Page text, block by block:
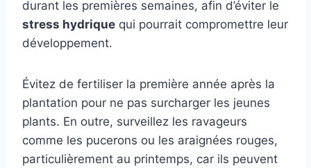
durant les premières semaines, afin d’éviter le
stress hydrique qui pourrait compromettre leur
développement.
Évitez de fertiliser la première année après la
plantation pour ne pas surcharger les jeunes
plants. En outre, surveillez les ravageurs
comme les pucerons ou les araignées rouges,
particulièrement au printemps, car ils peuvent